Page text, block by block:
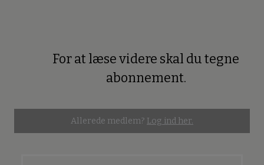
For at læse videre skal du tegne
abonnement.
Allerede medlem? Log ind her.